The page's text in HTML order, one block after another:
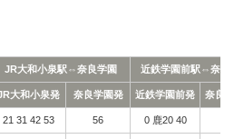
JR大和小泉駅⇔奈良学園 近鉄学園前駅⇔奈良
大和小泉発 奈良学園発 近鉄学園前発 奈良
21 31 42 53 56 0 鹿20 40